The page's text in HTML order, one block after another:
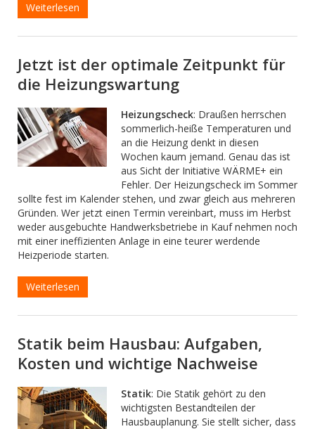
Weiterlesen
Jetzt ist der optimale Zeitpunkt für
die Heizungswartung
Heizungscheck: Draußen herrschen
sommerlich-heiße Temperaturen und
an die Heizung denkt in diesen
Wochen kaum jemand. Genau das ist
aus Sicht der Initiative WÄRME+ ein
Fehler. Der Heizungscheck im Sommer
sollte fest im Kalender stehen, und zwar gleich aus mehreren
Gründen. Wer jetzt einen Termin vereinbart, muss im Herbst
weder ausgebuchte Handwerksbetriebe in Kauf nehmen noch
mit einer ineffizienten Anlage in eine teurer werdende
Heizperiode starten.
Weiterlesen
Statik beim Hausbau: Aufgaben,
Kosten und wichtige Nachweise
Statik: Die Statik gehört zu den
wichtigsten Bestandteilen der
Hausbauplanung. Sie stellt sicher, dass